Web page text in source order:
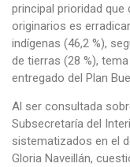
principal prioridad
originarios es
indígenas (46,2 %),
de tierras (28 %),
entregado del Plan
Al ser consultada
Subsecretaría del
sistematizados en el
Gloria Naveillán,